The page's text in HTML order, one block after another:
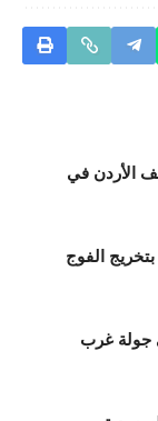
الأردن في
بتخريج الفوج
جولة غرب